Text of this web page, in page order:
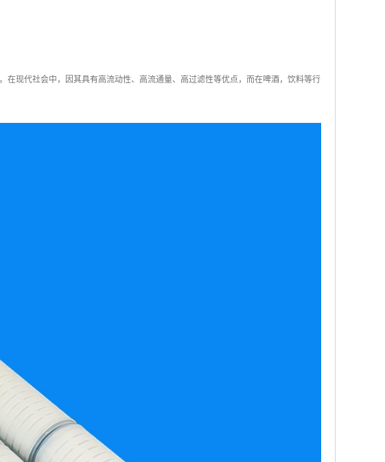
现代社会中，因其具有高流动性、高流通量、高过滤性等优点，而在啤酒，饮料等行